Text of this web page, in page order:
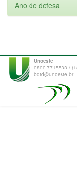
Ano de defesa
Unoeste
0800 7715533 /
bdtd@unoeste.br